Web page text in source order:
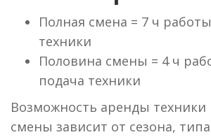
Полная смена = 7 ч
техники
Половина смены = 4 ч
подача техники
Возможность аренды техники
смены зависит от сезона,